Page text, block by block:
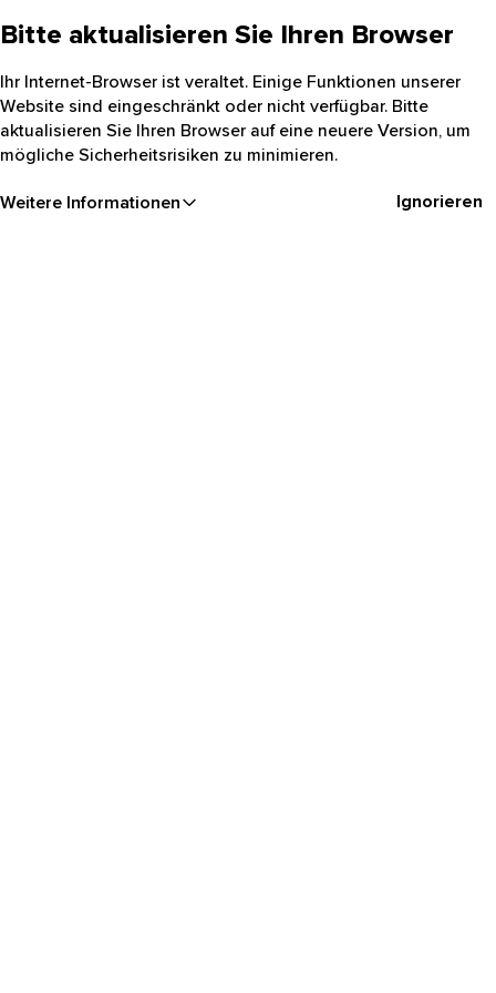
Bitte aktualisieren Sie Ihren Browser
Ihr Internet-Browser ist veraltet. Einige Funktionen unserer
Website sind eingeschränkt oder nicht verfügbar. Bitte
aktualisieren Sie Ihren Browser auf eine neuere Version, um
mögliche Sicherheitsrisiken zu minimieren.
Weitere Informationen Ignorieren